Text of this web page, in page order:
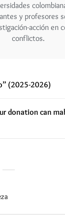
y profesores
acción en
conflictos.
(2025-2026)
donation can